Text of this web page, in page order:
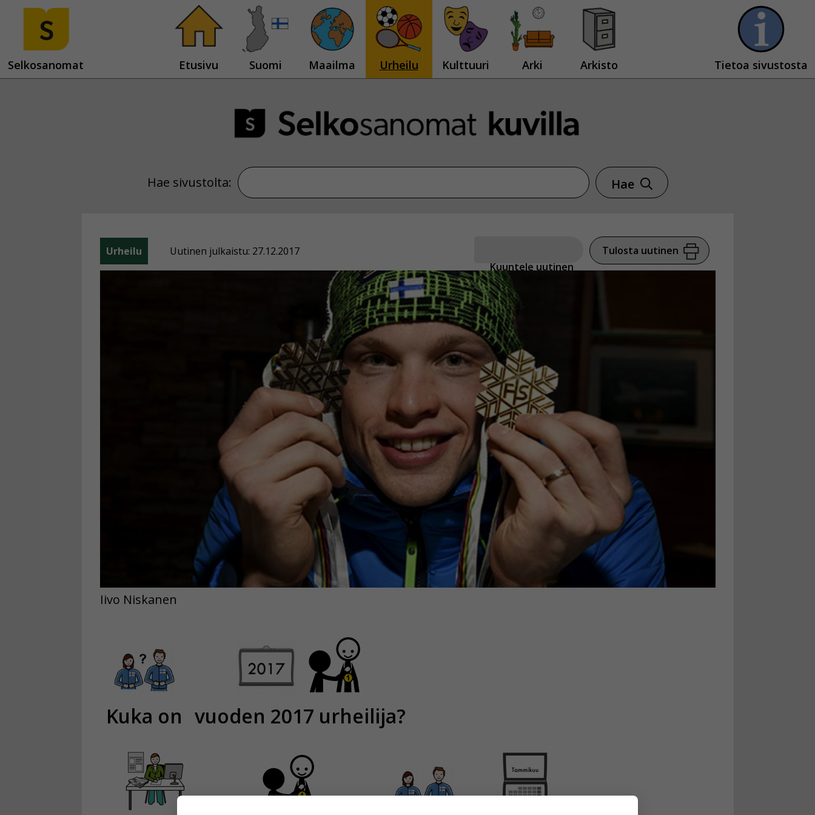
Selkosanomat Etusivu Suomi Maailma Urheilu Kulttuuri Arki Arkisto Tietoa sivustosta
Hae sivustolta: Hae
Urheilu
Uutinen julkaistu: 27.12.2017
Kuuntele uutinen
Tulosta uutinen
Kuka on vuoden 2017 urheilija?
Iivo Niskanen